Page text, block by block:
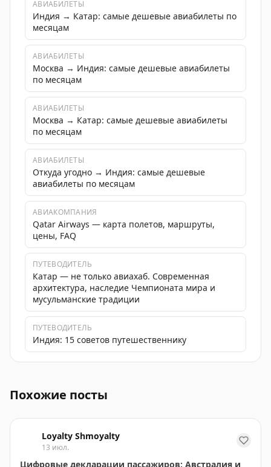
АВИАБИЛЕТЫ
Индия → Катар: самые дешевые авиабилеты по
месяцам
АВИАБИЛЕТЫ
Москва → Индия: самые дешевые авиабилеты
по месяцам
АВИАБИЛЕТЫ
Москва → Катар: самые дешевые авиабилеты
по месяцам
АВИАБИЛЕТЫ
Откуда угодно → Индия: самые дешевые
авиабилеты по месяцам
АВИАКОМПАНИЯ
Qatar Airways — карта полетов, маршруты,
цены, FAQ
ПУТЕВОДИТЕЛЬ
Катар — не только авиахаб. Современная
архитектура, наследие Чемпионата мира и
мусульманские традиции
ПУТЕВОДИТЕЛЬ
Индия: 15 советов путешественнику
Похожие посты
Loyalty Shmoyalty
13 июл.
Цифровые декларации пассажиров: Австралия и